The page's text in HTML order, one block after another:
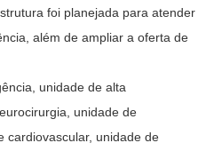
foi planejada para atender
além de ampliar a oferta de
unidade de alta
unidade de
cardiovascular, unidade de